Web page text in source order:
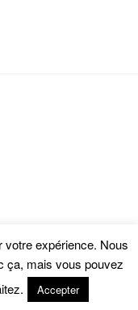
• TOUTES LES
AUX DROITS
expérience. Nous
ça, mais vous pouvez
Accepter